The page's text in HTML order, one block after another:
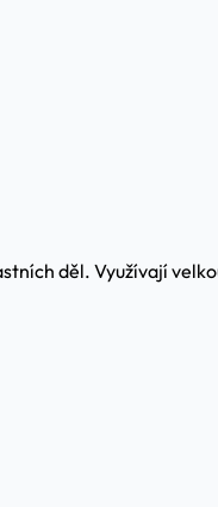
děl. Využívají